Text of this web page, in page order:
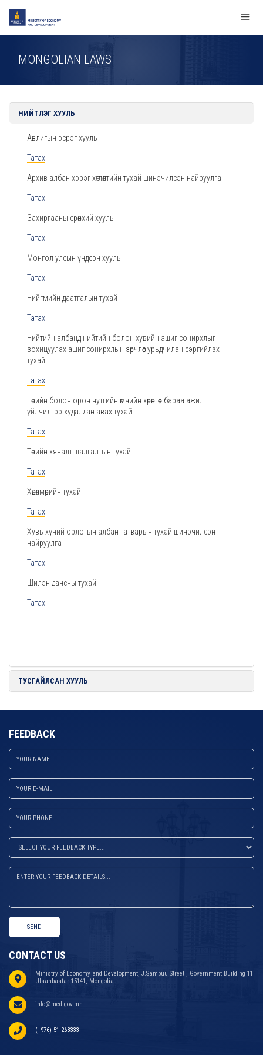
MONGOLIAN LAWS
НИЙТЛЭГ ХУУЛЬ
Авлигын эсрэг хууль
Татах
Архив албан хэрэг хөтлөлтийн тухай шинэчилсэн найруулга
Татах
Захиргааны ерөнхий хууль
Татах
Монгол улсын үндсэн хууль
Татах
Нийгмийн даатгалын тухай
Татах
Нийтийн албанд нийтийн болон хувийн ашиг сонирхлыг
зохицуулах ашиг сонирхлын зөрчлөөс урьдчилан сэргийлэх
тухай
Татах
Төрийн болон орон нутгийн өмчийн хөрөнгөөр бараа ажил
үйлчилгээ худалдан авах тухай
Татах
Төрийн хяналт шалгалтын тухай
Татах
Хөдөлмөрийн тухай
Татах
Хувь хүний орлогын албан татварын тухай шинэчилсэн
найруулга
Татах
Шилэн дансны тухай
Татах
ТУСГАЙЛСАН ХУУЛЬ
FEEDBACK
SEND
CONTACT US
Ministry of Economy and Development, J.Sambuu Street , Government Building 11
Ulaanbaatar 15141, Mongolia
info@med.gov.mn
(+976) 51-263333